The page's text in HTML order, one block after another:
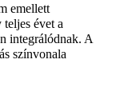
emellett
évet a
integrálódnak. A
színvonala